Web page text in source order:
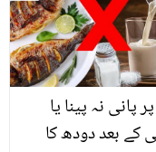
پانی نہ پینا یا
کے بعد دودھ کا